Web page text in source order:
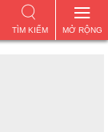
MỞ RỘNG
TÌM KIẾM